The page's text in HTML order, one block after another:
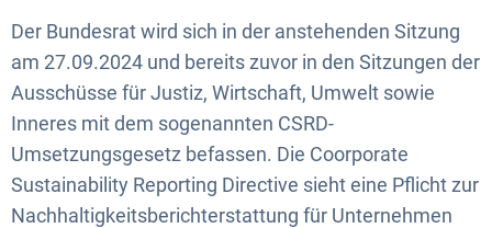
Der Bundesrat wird sich in der anstehenden Sitzung
am 27.09.2024 und bereits zuvor in den Sitzungen der
Ausschüsse für Justiz, Wirtschaft, Umwelt sowie
Inneres mit dem sogenannten CSRD-
Umsetzungsgesetz befassen. Die Coorporate
Sustainability Reporting Directive sieht eine Pflicht zur
Nachhaltigkeitsberichterstattung für Unternehmen